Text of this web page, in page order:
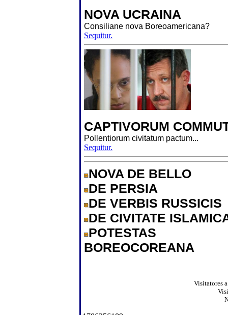
NOVA UCRAINA
Consiliane nova Boreoamericana?
Sequitur.
CAPTIVORUM
Pollentiorum civitatum pactum...
Sequitur.
NOVA DE BELLO
DE PERSIA
DE VERBIS RUSSICIS
DE CIVITATE
POTESTAS
BOREOCOREANA
Visitatores